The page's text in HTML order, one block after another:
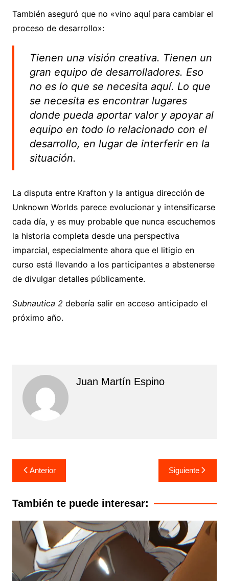
También aseguró que no «vino aquí para cambiar el
proceso de desarrollo»:
Tienen una visión creativa. Tienen un
gran equipo de desarrolladores. Eso
no es lo que se necesita aquí. Lo que
se necesita es encontrar lugares
donde pueda aportar valor y apoyar al
equipo en todo lo relacionado con el
desarrollo, en lugar de interferir en la
situación.
La disputa entre Krafton y la antigua dirección de
Unknown Worlds parece evolucionar y intensificarse
cada día, y es muy probable que nunca escuchemos
la historia completa desde una perspectiva
imparcial, especialmente ahora que el litigio en
curso está llevando a los participantes a abstenerse
de divulgar detalles públicamente.
Subnautica 2 debería salir en acceso anticipado el
próximo año.
Juan Martín Espino
Navegación
de
entradas
Anterior Siguiente
También te puede interesar: